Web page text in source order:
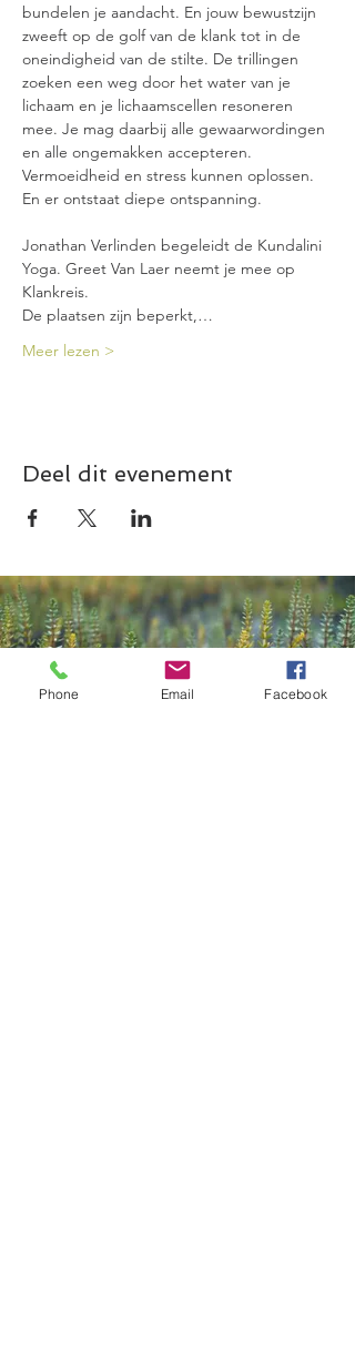
bundelen je aandacht. En jouw bewustzijn
zweeft op de golf van de klank tot in de
oneindigheid van de stilte. De trillingen
zoeken een weg door het water van je
lichaam en je lichaamscellen resoneren
mee. Je mag daarbij alle gewaarwordingen
en alle ongemakken accepteren.
Vermoeidheid en stress kunnen oplossen.
En er ontstaat diepe ontspanning.
Jonathan Verlinden begeleidt de Kundalini
Yoga. Greet Van Laer neemt je mee op
Klankreis.
De plaatsen zijn beperkt,…
Meer lezen >
Deel dit evenement
Phone Email Facebook